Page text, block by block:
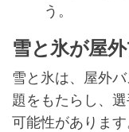
う。
雪と氷が屋
雪と氷は、屋外
題をもたらし、
可能性がありま